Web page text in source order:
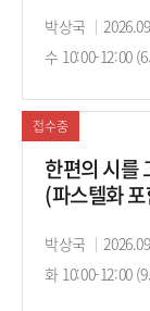
강
사
박상국
강
의
간
수 10:00-12:00
접수중
한편의 시를
(파스텔화
강
사
박상국
강
의
화 10:00-12:00